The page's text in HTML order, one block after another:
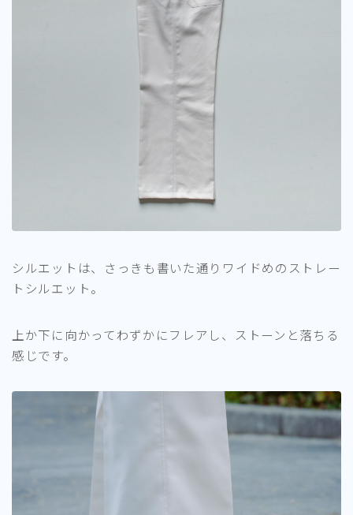
シルエットは、さっきも書いた通りワイドめのストレー
トシルエット。
上か下に向かってわずかにフレアし、ストーンと落ちる
感じです。